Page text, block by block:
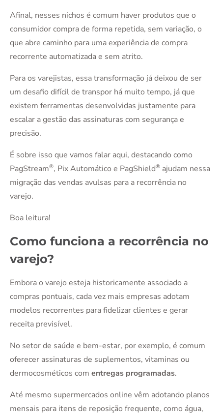
Afinal, nesses nichos é comum haver produtos que o
consumidor compra de forma repetida, sem variação, o
que abre caminho para uma experiência de compra
recorrente automatizada e sem atrito.
Para os varejistas, essa transformação já deixou de ser
um desafio difícil de transpor há muito tempo, já que
existem ferramentas desenvolvidas justamente para
escalar a gestão das assinaturas com segurança e
precisão.
É sobre isso que vamos falar aqui, destacando como
PagStream®, Pix Automático e PagShield® ajudam nessa
migração das vendas avulsas para a recorrência no
varejo.
Boa leitura!
Como funciona a recorrência no
varejo?
Embora o varejo esteja historicamente associado a
compras pontuais, cada vez mais empresas adotam
modelos recorrentes para fidelizar clientes e gerar
receita previsível.
No setor de saúde e bem-estar, por exemplo, é comum
oferecer assinaturas de suplementos, vitaminas ou
dermocosméticos com entregas programadas.
Até mesmo supermercados online vêm adotando planos
mensais para itens de reposição frequente, como água,